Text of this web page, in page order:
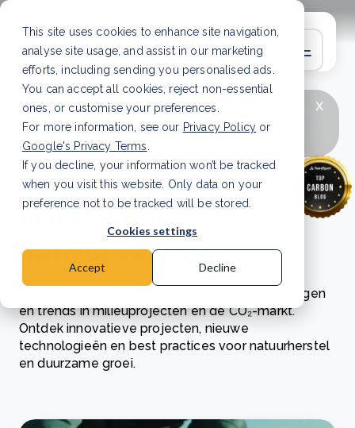
This site uses cookies to enhance site navigation,
analyse site usage, and assist in our marketing
efforts, including sending you personalised ads.
You can accept all cookies, reject non-essential
ones, or customise your preferences.
For more information, see our Privacy Policy or
Google's Privacy Terms
If you decline, your information won’t be tracked
when you visit this website. Only data on your
preference not to be tracked will be stored.
Cookies settings
Accept Decline
x
LAATSTE ARTIKEL
CSRD en uw positie als
leverancier: wat verandert er in 2026?Lees
artikel
Verken CO₂-
markten en
milieuprojecten
Blijf op de hoogte van de nieuwste ontwikkelingen
en trends in milieuprojecten en de CO₂-markt.
Ontdek innovatieve projecten, nieuwe
technologieën en best practices voor natuurherstel
en duurzame groei.